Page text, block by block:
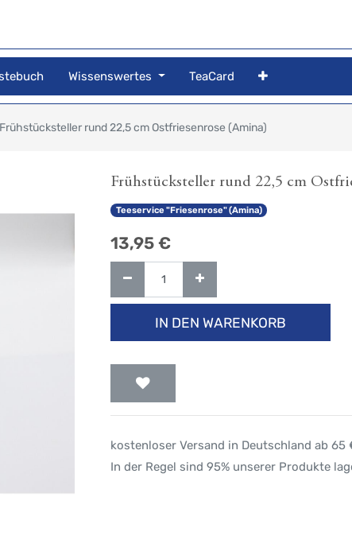
Wissenswertes TeaCard
Frühstücksteller rund 22,5 cm Ostfriesenrose (Amina)
Frühstücksteller rund 22,5 cm
Teeservice "Friesenrose" (Amina)
13,95 €
IN DEN WARENKORB
kostenloser Versand in Deutschland ab 65
In der Regel sind 95% unserer Produkte